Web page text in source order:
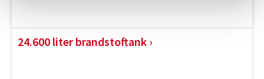
24.600 liter brandstoftank